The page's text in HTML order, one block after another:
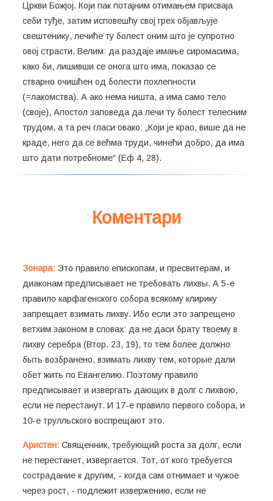
Цркви Божјој. Који пак потајним отимањем присваја
себи туђе, затим исповешћу свој грех објављује
свештенику, лечиће ту болест оним што је супротно
овој страсти. Велим: да раздаје имање сиромасима,
како би, лишивши се онога што има, показао се
стварно очишћен од болести похлепности
(=лакомства). А ако нема ништа, а има само тело
(своје), Апостол заповеда да лечи ту болест телесним
трудом, а та реч гласи овако: „Који је крао, више да не
краде, него да се већма труди, чинећи добро, да има
што дати потребноме“ (Еф 4, 28).
Коментари
Зонара: Это правило епископам, и пресвитерам, и
диаконам предписывает не требовать лихвы. А 5-е
правило карфагенского собора всякому клирику
запрещает взимать лихву. Ибо если это запрещено
ветхим законом в словах: да не даси брату твоему в
лихву серебра (Втор. 23, 19), то тем более должно
быть возбранено, взимать лихву тем, которые дали
обет жить по Евангелию. Поэтому правило
предписывает и извергать дающих в долг с лихвою,
если не перестанут. И 17-е правило первого собора, и
10-е трулльского воспрещают это.
Аристен:Священник, требующий роста за долг, если
не перестанет, извергается. Тот, от кого требуется
сострадание к другим, - когда сам отнимает и чужое
через рост, - подлежит извержению, если не